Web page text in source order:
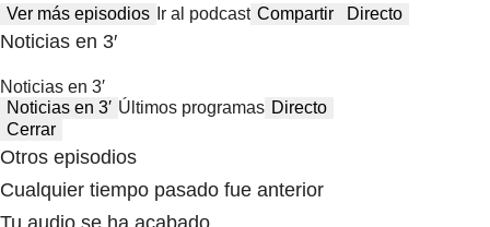
Ver más episodios Ir al podcast Compartir Directo
Noticias en 3′
Noticias en 3′
Noticias en 3′ Últimos programas Directo
Cerrar
Otros episodios
Cualquier tiempo pasado fue anterior